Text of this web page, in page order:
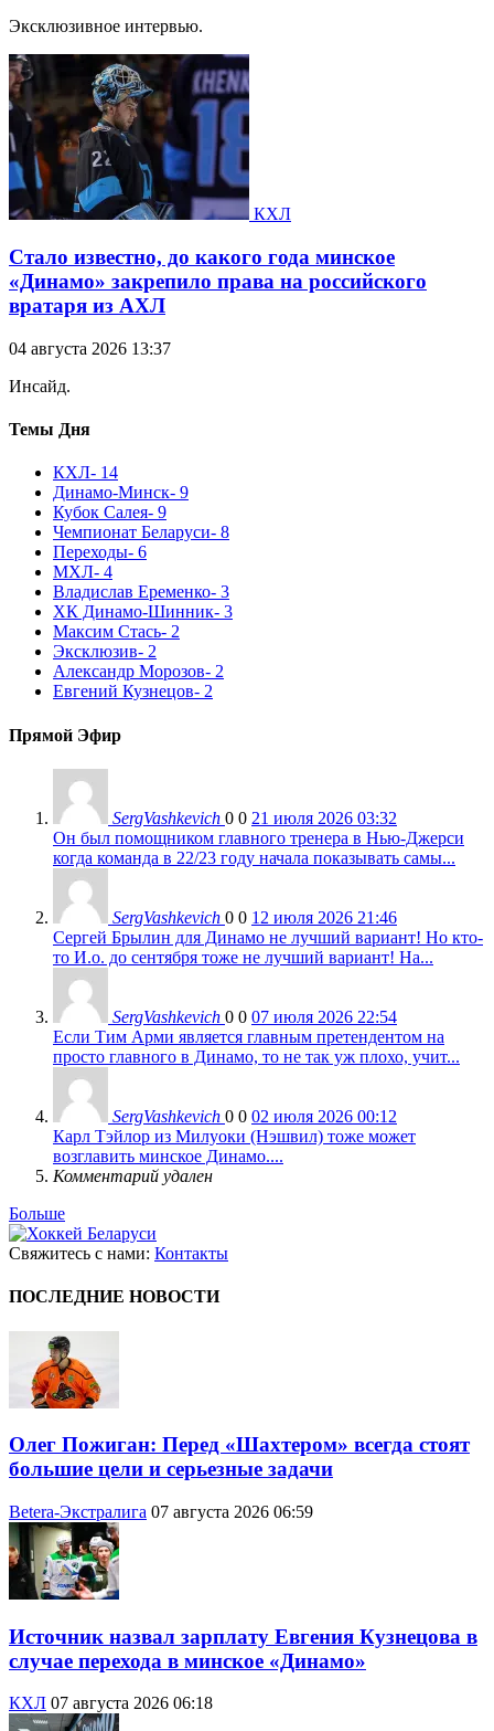
Эксклюзивное интервью.
КХЛ
Стало известно, до какого года минское
«Динамо» закрепило права на российского
вратаря из АХЛ
04 августа 2026 13:37
Инсайд.
Темы Дня
КХЛ- 14
Динамо-Минск- 9
Кубок Салея- 9
Чемпионат Беларуси- 8
Переходы- 6
МХЛ- 4
Владислав Еременко- 3
ХК Динамо-Шинник- 3
Максим Стась- 2
Эксклюзив- 2
Александр Морозов- 2
Евгений Кузнецов- 2
Прямой Эфир
SergVashkevich 0 0 21 июля 2026 03:32
Он был помощником главного тренера в Нью-Джерси
когда команда в 22/23 году начала показывать самы...
SergVashkevich 0 0 12 июля 2026 21:46
Сергей Брылин для Динамо не лучший вариант! Но кто-
то И.о. до сентября тоже не лучший вариант! На...
SergVashkevich 0 0 07 июля 2026 22:54
Если Тим Арми является главным претендентом на
просто главного в Динамо, то не так уж плохо, учит...
SergVashkevich 0 0 02 июля 2026 00:12
Карл Тэйлор из Милуоки (Нэшвил) тоже может
возглавить минское Динамо....
Комментарий удален
Больше
Свяжитесь с нами: Контакты
ПОСЛЕДНИЕ НОВОСТИ
Олег Пожиган: Перед «Шахтером» всегда стоят
большие цели и серьезные задачи
Betera-Экстралига 07 августа 2026 06:59
Источник назвал зарплату Евгения Кузнецова в
случае перехода в минское «Динамо»
КХЛ 07 августа 2026 06:18